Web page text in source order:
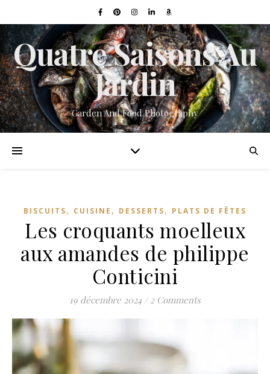
Quatre Saisons Au
Jardin
Garden And Food Photography
BISCUITS, CUISINE , DESSERTS, PLATS DE FÊTES
Les croquants moelleux
aux amandes de philippe
Conticini
19 décembre 2024 / 2 Comments